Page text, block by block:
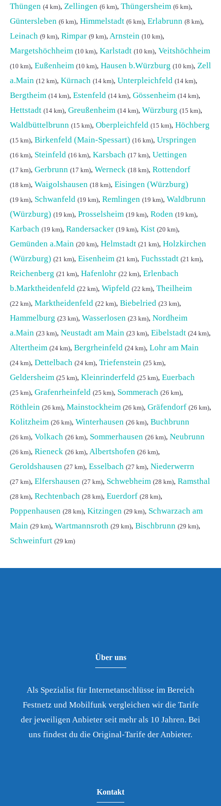
Thüngen (4 km), Zellingen (6 km), Thüngersheim (6 km),
Güntersleben (6 km), Himmelstadt (6 km), Erlabrunn (8 km),
Leinach (9 km), Rimpar (9 km), Arnstein (10 km),
Margetshöchheim (10 km), Karlstadt (10 km), Veitshöchheim
(10 km), Eußenheim (10 km), Hausen b.Würzburg (10 km), Zell
a.Main (12 km), Kürnach (14 km), Unterpleichfeld (14 km),
Bergtheim (14 km), Estenfeld (14 km), Gössenheim (14 km),
Hettstadt (14 km), Greußenheim (14 km), Würzburg (15 km),
Waldbüttelbrunn (15 km), Oberpleichfeld (15 km), Höchberg
(15 km), Birkenfeld (Main-Spessart) (16 km), Urspringen
(16 km), Steinfeld (16 km), Karsbach (17 km), Uettingen
(17 km), Gerbrunn (17 km), Werneck (18 km), Rottendorf
(18 km), Waigolshausen (18 km), Eisingen (Würzburg)
(19 km), Schwanfeld (19 km), Remlingen (19 km), Waldbrunn
(Würzburg) (19 km), Prosselsheim (19 km), Roden (19 km),
Karbach (19 km), Randersacker (19 km), Kist (20 km),
Gemünden a.Main (20 km), Helmstadt (21 km), Holzkirchen
(Würzburg) (21 km), Eisenheim (21 km), Fuchsstadt (21 km),
Reichenberg (21 km), Hafenlohr (22 km), Erlenbach
b.Marktheidenfeld (22 km), Wipfeld (22 km), Theilheim
(22 km), Marktheidenfeld (22 km), Biebelried (23 km),
Hammelburg (23 km), Wasserlosen (23 km), Nordheim
a.Main (23 km), Neustadt am Main (23 km), Eibelstadt (24 km),
Altertheim (24 km), Bergrheinfeld (24 km), Lohr am Main
(24 km), Dettelbach (24 km), Triefenstein (25 km),
Geldersheim (25 km), Kleinrinderfeld (25 km), Euerbach
(25 km), Grafenrheinfeld (25 km), Sommerach (26 km),
Röthlein (26 km), Mainstockheim (26 km), Gräfendorf (26 km),
Kolitzheim (26 km), Winterhausen (26 km), Buchbrunn
(26 km), Volkach (26 km), Sommerhausen (26 km), Neubrunn
(26 km), Rieneck (26 km), Albertshofen (26 km),
Geroldshausen (27 km), Esselbach (27 km), Niederwerrn
(27 km), Elfershausen (27 km), Schwebheim (28 km), Ramsthal
(28 km), Rechtenbach (28 km), Euerdorf (28 km),
Poppenhausen (28 km), Kitzingen (29 km), Schwarzach am
Main (29 km), Wartmannsroth (29 km), Bischbrunn (29 km),
Schweinfurt (29 km)
Über uns
Als Spezialist für Internetanschlüsse im Bereich
Festnetz und Mobilfunk vergleichen wir die Tarife
der jeweiligen Anbieter seit mehr als 10 Jahren. Bei
uns findest du die Original-Tarife der Anbieter.
Kontakt